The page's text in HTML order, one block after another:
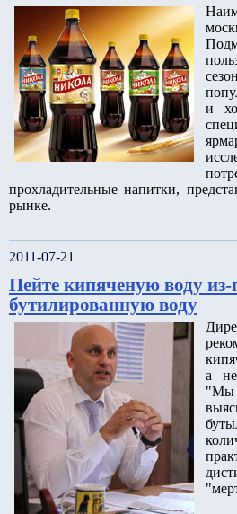
и
прохладительные напитки,
рынке.
2011-07-21
Пейте кипяченую воду из-
бутилированную воду
а
"Мы